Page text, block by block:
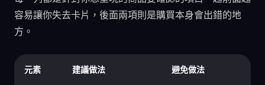
容易讓你失去卡片，後面兩項則是購買本身會出錯的地
方。
元素 建議做法 避免做法